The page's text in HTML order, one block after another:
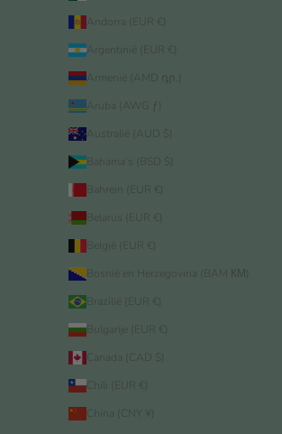
Andorra (EUR €)
Argentinië (EUR €)
Armenië (AMD դր.)
Aruba (AWG ƒ)
Australië (AUD $)
Bahama’s (BSD $)
Bahrein (EUR €)
Belarus (EUR €)
België (EUR €)
Bosnië en Herzegovina (BAM КМ)
Brazilië (EUR €)
Bulgarije (EUR €)
Canada (CAD $)
Chili (EUR €)
China (CNY ¥)